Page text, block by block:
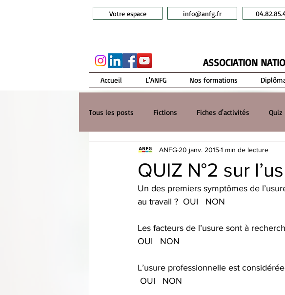
Votre espace info@anfg.fr
ASSOCIATION
Accueil L'ANFG Nos formations
Tous les posts Fictions Fiches d'activités Quiz
QUIZ N°2 sur
ANFG 20 janv. 20151 min de lecture
Un des premiers symptômes de
au travail ?  OUI   NON
Les facteurs de l’usure sont à
OUI   NON
L’usure professionnelle est
OUI   NON